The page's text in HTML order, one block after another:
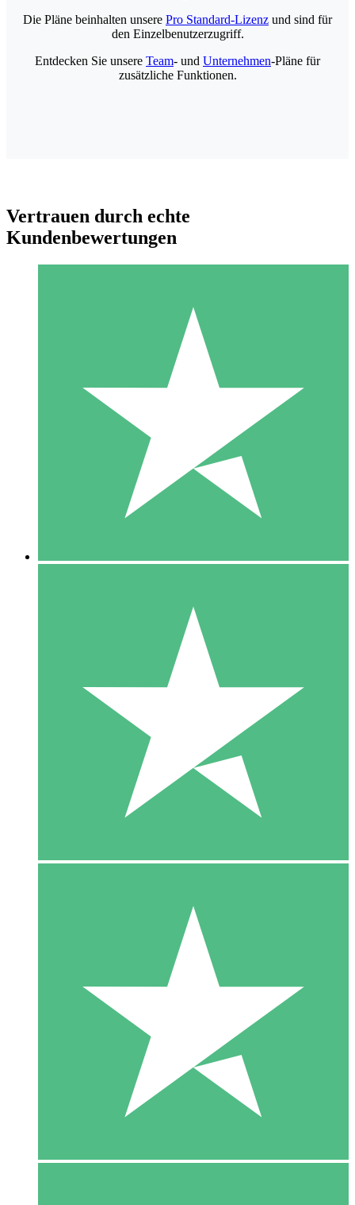
Individuelle Credit-Pakete
Zahlen Sie nach Bedarf mit Download-Credits. Keine
monatliche Verpflichtung erforderlich.
10 00
10 Downloads
20 00
Die Pläne beinhalten unsere Pro Standard-Lizenz und sind für
den Einzelbenutzerzugriff.
Entdecken Sie unsere Team- und Unternehmen-Pläne für
zusätzliche Funktionen.
Vertrauen durch echte
Kundenbewertungen